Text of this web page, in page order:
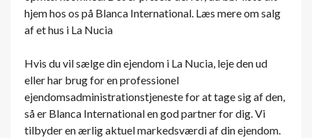
hjem hos os på Blanca International. Læs mere om salg
af et hus i La Nucia
Hvis du vil sælge din ejendom i La Nucia, leje den ud
eller har brug for en professionel
ejendomsadministrationstjeneste for at tage sig af den,
så er Blanca International en god partner for dig. Vi
tilbyder en ærlig aktuel markedsværdi af din ejendom.